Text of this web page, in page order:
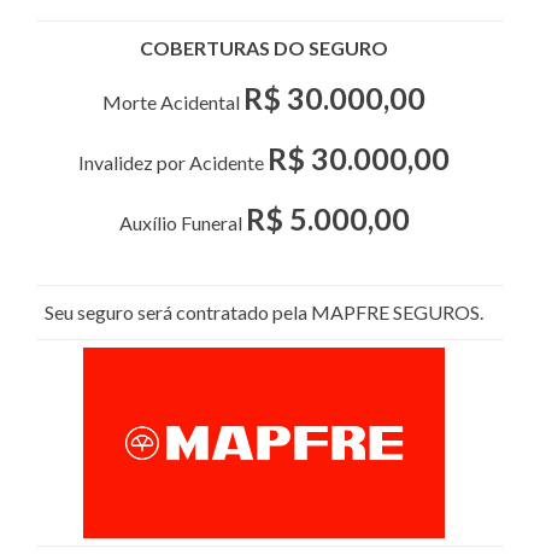
COBERTURAS DO SEGURO
Morte Acidental R$ 30.000,00
Invalidez por Acidente R$ 30.000,00
Auxílio Funeral R$ 5.000,00
Seu seguro será contratado pela MAPFRE SEGUROS.